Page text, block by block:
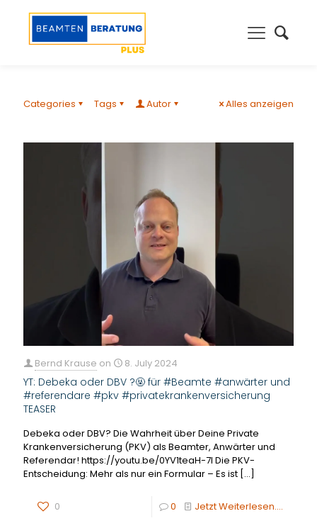
Categories Tags Autor Alles anzeigen
Bernd Krause on 8. July 2024
YT: Debeka oder DBV ?🤬 für #Beamte #anwärter und
#referendare #pkv #privatekrankenversicherung
TEASER
Debeka oder DBV? Die Wahrheit über Deine Private
Krankenversicherung (PKV) als Beamter, Anwärter und
Referendar! https://youtu.be/0YV1teaH-7I Die PKV-
Entscheidung: Mehr als nur ein Formular – Es ist […]
0 0 Jetzt Weiterlesen....